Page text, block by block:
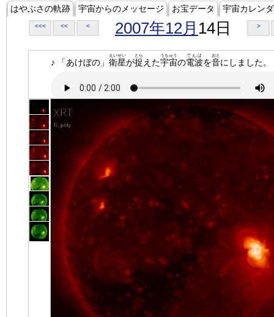
はやぶさの軌跡 宇宙からのメッセージ お宝データ 宇宙カレン
<<< << < 2007年12月 14日 >
♪ 「あけぼの」 衛星
えいせい
が捉
とら
えた宇宙
うちゅう
の電波
でんぱ
を音
おと
にしました。